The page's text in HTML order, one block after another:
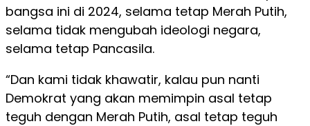
bangsa ini di 2024, selama tetap Merah Putih,
selama tidak mengubah ideologi negara,
selama tetap Pancasila.
“Dan kami tidak khawatir, kalau pun nanti
Demokrat yang akan memimpin asal tetap
teguh dengan Merah Putih, asal tetap teguh